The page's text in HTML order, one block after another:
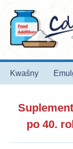
Kwaśny
po 40.